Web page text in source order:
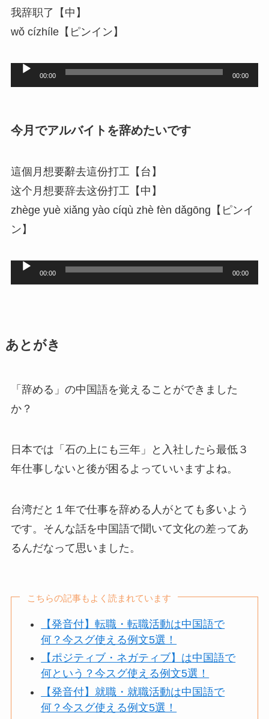
ー
我辞职了【中】
wǒ cízhíle【ピンイン】
声
レ
ヤ
ー
00:00 00:00
今月でアルバイトを辞めたいです
這個月想要辭去這份打工【台】
这个月想要辞去这份打工【中】
zhège yuè xiǎng yào cíqù zhè fèn dǎgōng【ピンイ
ン】
声
ー
ー
00:00 00:00
あとがき
「辞める」の中国語を覚えることができました
か？
日本では「石の上にも三年」と入社したら最低３
年仕事しないと後が困るよっていいますよね。
台湾だと１年で仕事を辞める人がとても多いよう
です。そんな話を中国語で聞いて文化の差ってあ
るんだなって思いました。
こちらの記事もよく読まれています
【発音付】転職・転職活動は中国語で
何？今スグ使える例文5選！
【ポジティブ・ネガティブ】は中国語で
何という？今スグ使える例文5選！
【発音付】就職・就職活動は中国語で
何？今スグ使える例文5選！